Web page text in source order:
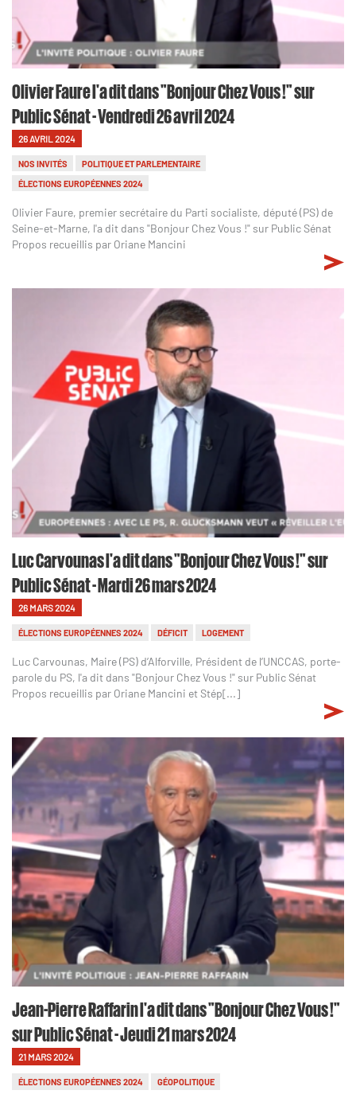
Olivier Faure l'a dit dans "Bonjour Chez Vous !" sur
Public Sénat - Vendredi 26 avril 2024
26 AVRIL 2024
NOS INVITÉS
POLITIQUE ET PARLEMENTAIRE
ÉLECTIONS EUROPÉENNES 2024
Olivier Faure, premier secrétaire du Parti socialiste, député (PS) de
Seine-et-Marne, l'a dit dans "Bonjour Chez Vous !" sur Public Sénat
Propos recueillis par Oriane Mancini
Luc Carvounas l'a dit dans "Bonjour Chez Vous !" sur
Public Sénat - Mardi 26 mars 2024
26 MARS 2024
ÉLECTIONS EUROPÉENNES 2024 DÉFICIT LOGEMENT
Luc Carvounas, Maire (PS) d’Alforville, Président de l’UNCCAS, porte-
parole du PS, l'a dit dans "Bonjour Chez Vous !" sur Public Sénat
Propos recueillis par Oriane Mancini et Stép[...]
Jean-Pierre Raffarin l'a dit dans "Bonjour Chez Vous !"
sur Public Sénat - Jeudi 21 mars 2024
21 MARS 2024
ÉLECTIONS EUROPÉENNES 2024 GÉOPOLITIQUE